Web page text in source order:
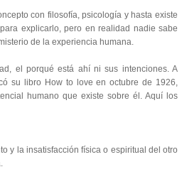
con filosofía, psicología y hasta existe
explicarlo, pero en realidad nadie sabe
de la experiencia humana.
el porqué está ahí ni sus intenciones. A
su libro How to love en octubre de 1926,
humano que existe sobre él. Aquí los
y la insatisfacción física o espiritual del otro